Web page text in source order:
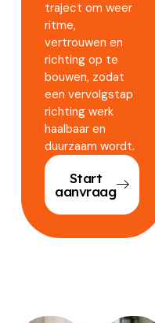
traject om weer
ritme,
vertrouwen en
richting op te
bouwen, zodat
een vervolgstap
richting werk
haalbaar en
duurzaam wordt.
Start
aanvraag